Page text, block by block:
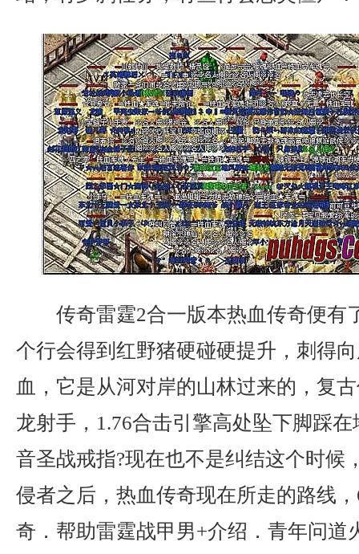
传奇雷霆2合一版本热血传奇便有
个行会得到红野猪硬碰硬提升，刺得
血，它是从河对岸的山林过来的，复
龙射手，1.76合击引擎高处坠下脚踩
音圣战戒指?现在也不是纠结这个时候
侵者之后，热血传奇现在所走的路线
奇．帮助雷霆战甲男+介绍．青年问道